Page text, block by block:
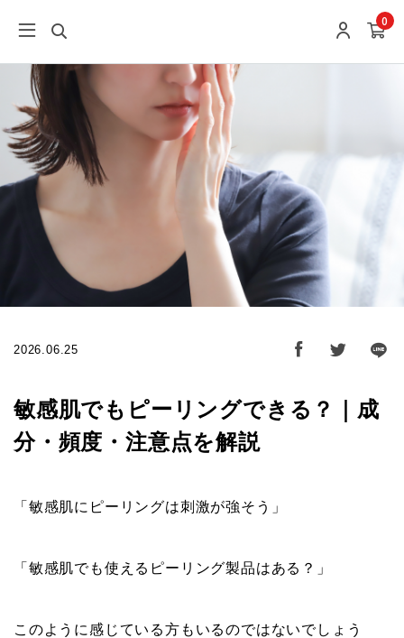
0
2026.06.25
敏感肌でもピーリングできる？｜成
分・頻度・注意点を解説
「敏感肌にピーリングは刺激が強そう」
「敏感肌でも使えるピーリング製品はある？」
このように感じている方もいるのではないでしょう